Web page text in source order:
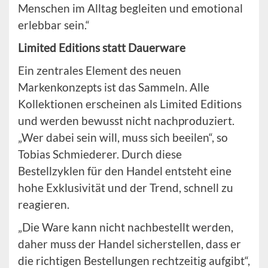
Menschen im Alltag begleiten und emotional
erlebbar sein.“
Limited Editions statt Dauerware
Ein zentrales Element des neuen
Markenkonzepts ist das Sammeln. Alle
Kollektionen erscheinen als Limited Editions
und werden bewusst nicht nachproduziert.
„Wer dabei sein will, muss sich beeilen“, so
Tobias Schmiederer. Durch diese
Bestellzyklen für den Handel entsteht eine
hohe Exklusivität und der Trend, schnell zu
reagieren.
„Die Ware kann nicht nachbestellt werden,
daher muss der Handel sicherstellen, dass er
die richtigen Bestellungen rechtzeitig aufgibt“,